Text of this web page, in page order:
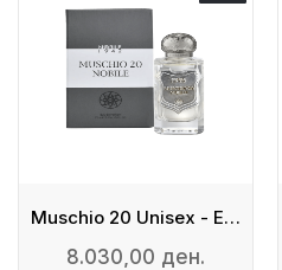
Muschio 20 Unisex - Eau De Parfum
8.030,00 ден.